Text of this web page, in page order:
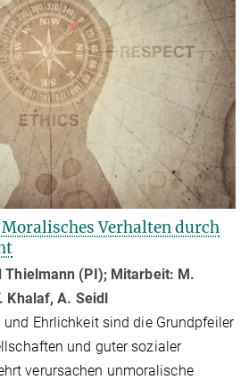
Verhalten durch
(PI); Mitarbeit: M.
Khalaf, A. Seidl
Ehrlichkeit sind die Grundpfeiler
und guter sozialer
verursachen unmoralische